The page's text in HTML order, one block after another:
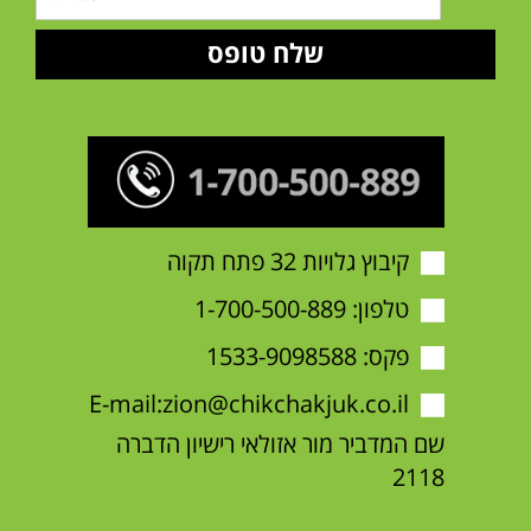
קיבוץ גלויות 32 פתח תקוה
טלפון:1-700-500-889
פקס: 1533-9098588
E-mail:zion@chikchakjuk.co.il
שם המדביר מור אזולאי רישיון הדברה
2118